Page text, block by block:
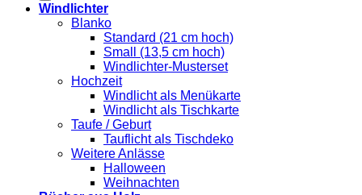
Windlichter
Blanko
Standard (21 cm hoch)
Small (13,5 cm hoch)
Windlichter-Musterset
Hochzeit
Windlicht als Menükarte
Windlicht als Tischkarte
Taufe / Geburt
Tauflicht als Tischdeko
Weitere Anlässe
Halloween
Weihnachten